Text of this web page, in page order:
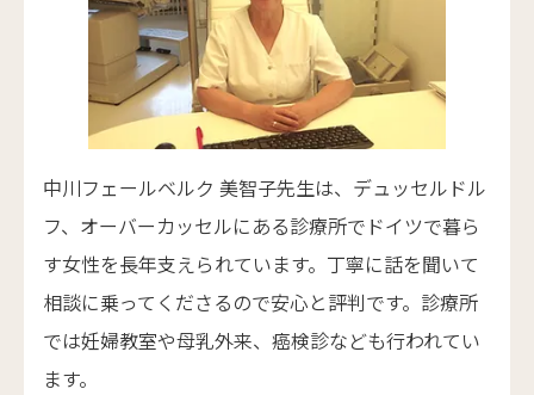
中川フェールベルク 美智子先生は、デュッセルドル
フ、オーバーカッセルにある診療所でドイツで暮ら
す女性を長年支えられています。丁寧に話を聞いて
相談に乗ってくださるので安心と評判です。診療所
では妊婦教室や母乳外来、癌検診なども行われてい
ます。